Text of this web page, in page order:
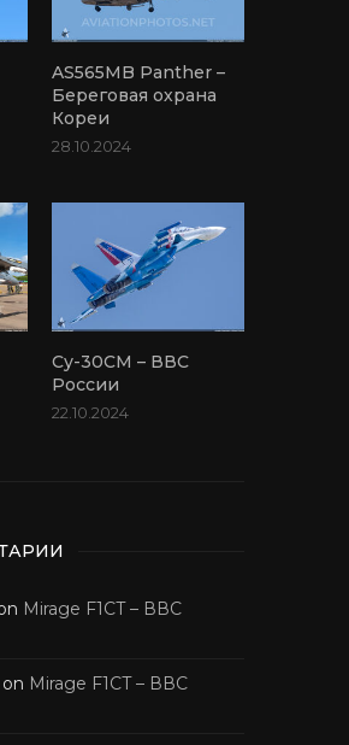
AS565MB Panther –
Береговая охрана
Кореи
28.10.2024
Су-30СМ – ВВС
России
22.10.2024
Mirage F1CT – ВВС
on Mirage F1CT – ВВС